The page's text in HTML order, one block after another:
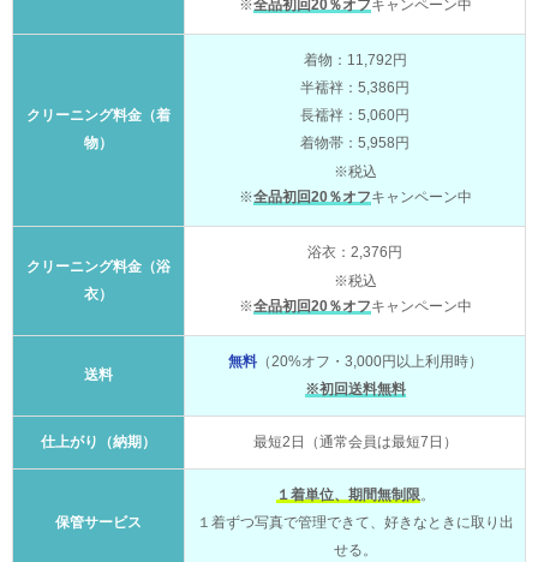
※全品初回20％オフキャンペーン中
クリーニング料金（着
物）
着物：11,792円
半襦袢：5,386円
長襦袢：5,060円
着物帯：5,958円
※税込
※全品初回20％オフキャンペーン中
クリーニング料金（浴
衣）
浴衣：2,376円
※税込
※全品初回20％オフキャンペーン中
送料
無料（20%オフ・3,000円以上利用時）
※初回送料無料
仕上がり（納期） 最短2日（通常会員は最短7日）
保管サービス
１着単位、期間無制限。
１着ずつ写真で管理できて、好きなときに取り出
せる。